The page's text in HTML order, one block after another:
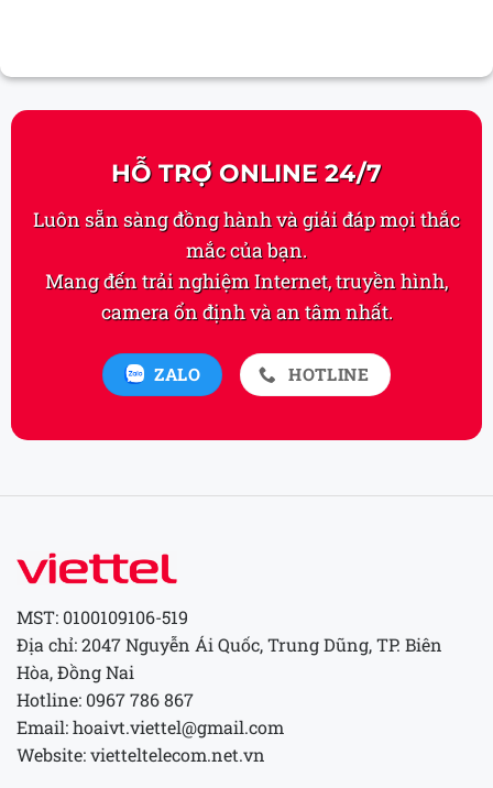
HỖ TRỢ ONLINE 24/7
Luôn sẵn sàng đồng hành và giải đáp mọi thắc
mắc của bạn.
Mang đến trải nghiệm Internet, truyền hình,
camera ổn định và an tâm nhất.
ZALO HOTLINE
MST: 0100109106-519
Địa chỉ: 2047 Nguyễn Ái Quốc, Trung Dũng, TP. Biên
Hòa, Đồng Nai
Hotline: 0967 786 867
Email: hoaivt.viettel@gmail.com
Website: vietteltelecom.net.vn